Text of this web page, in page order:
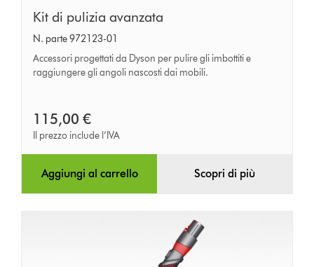
Kit
di
pulizia
avanzata
Kit di pulizia avanzata
N. parte 972123-01
Accessori progettati da Dyson per pulire gli imbottiti e
raggiungere gli angoli nascosti dai mobili.
115,00 €
Il prezzo include l’IVA
Aggiungi al carrello Scopri di più